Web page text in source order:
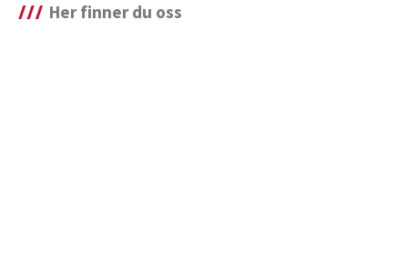
Her finner du oss